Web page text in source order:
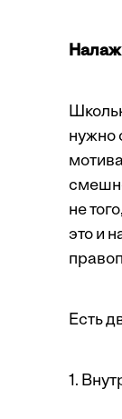
нужно
не
это и
Есть
1.